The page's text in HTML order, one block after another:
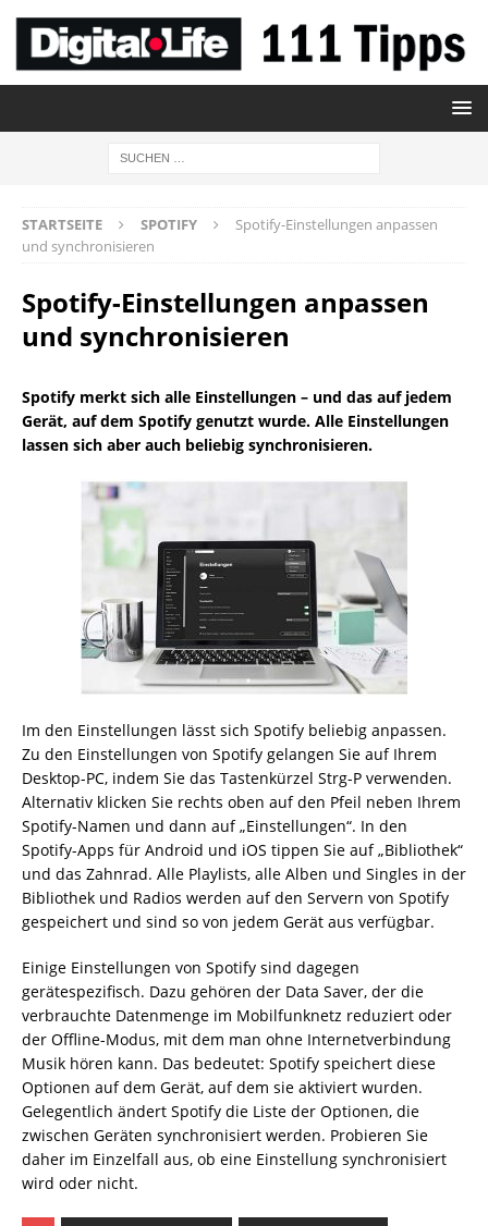
STARTSEITE SPOTIFY
Spotify-Einstellungen anpassen
und synchronisieren
Spotify-Einstellungen anpassen
und synchronisieren
Spotify merkt sich alle Einstellungen – und das auf jedem
Gerät, auf dem Spotify genutzt wurde. Alle Einstellungen
lassen sich aber auch beliebig synchronisieren.
Im den Einstellungen lässt sich Spotify beliebig anpassen.
Zu den Einstellungen von Spotify gelangen Sie auf Ihrem
Desktop-PC, indem Sie das Tastenkürzel Strg-P verwenden.
Alternativ klicken Sie rechts oben auf den Pfeil neben Ihrem
Spotify-Namen und dann auf „Einstellungen“. In den
Spotify-Apps für Android und iOS tippen Sie auf „Bibliothek“
und das Zahnrad. Alle Playlists, alle Alben und Singles in der
Bibliothek und Radios werden auf den Servern von Spotify
gespeichert und sind so von jedem Gerät aus verfügbar.
Einige Einstellungen von Spotify sind dagegen
gerätespezifisch. Dazu gehören der Data Saver, der die
verbrauchte Datenmenge im Mobilfunknetz reduziert oder
der Offline-Modus, mit dem man ohne Internetverbindung
Musik hören kann. Das bedeutet: Spotify speichert diese
Optionen auf dem Gerät, auf dem sie aktiviert wurden.
Gelegentlich ändert Spotify die Liste der Optionen, die
zwischen Geräten synchronisiert werden. Probieren Sie
daher im Einzelfall aus, ob eine Einstellung synchronisiert
wird oder nicht.